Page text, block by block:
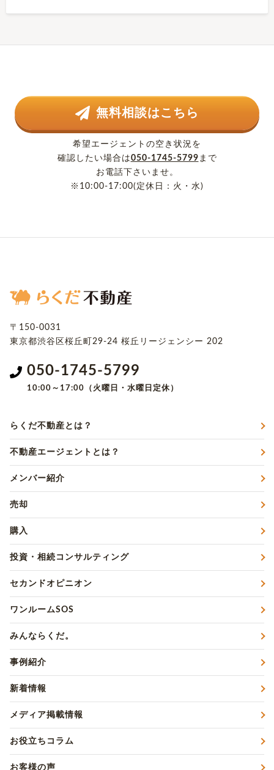
無料相談はこちら
希望エージェントの空き状況を
確認したい場合は050-1745-5799 まで
お電話下さいませ。
※10:00-17:00(定休日：火・水)
〒150-0031
東京都渋谷区桜丘町29-24 桜丘リージェンシー 202
050-1745-5799
10:00～17:00（火曜日・水曜日定休）
らくだ不動産とは？
不動産エージェントとは？
メンバー紹介
売却
購入
投資・相続コンサルティング
セカンドオピニオン
ワンルームSOS
みんならくだ。
事例紹介
新着情報
メディア掲載情報
お役立ちコラム
お客様の声